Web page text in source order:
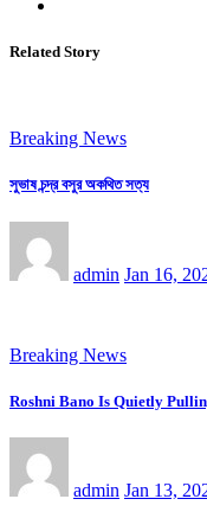
Related Story
Breaking News
সুভাষ চন্দ্র বসুর অকথিত সত্য
admin Jan 16,
Breaking News
Roshni Bano Is Quietly
admin Jan 13,